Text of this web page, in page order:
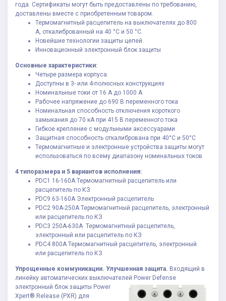
года. Сертификаты могут быть предоставлены по требованию,
доставлены вместе с приобретенным товаром.
Термомагнитный расцепитель на выключателях до 800
А, откалиброванный на 40 °C и 50 °C.
Новейшие технологии защиты цепей.
Инновационный электронный блок защиты
Основные характеристики:
Четыре размера корпуса
Доступны в 3- или 4-полюсных конструкциях
Номинальные токи от 16 А до 1000 А
Рабочее напряжение до 690 В переменного тока
Номинальная способность отключения короткого
замыкания до 70 кА при 415 В переменного тока
Гибкое крепление с модульными аксессуарами
Защитная способность откалибрована при 40°C и 50°C
Термомагнитные и электронные устройства защиты могут
использоваться по всему диапазону номинальных токов
4 типоразмера и 5 вариантов исполнения:
PDC1 16-160A Термомагнитный расцепитель или
расцепитель по КЗ
PDC9 63-160A Электронный расцепитель
PDC2 90A-250A Термомагнитный расцепитель, электронный
или расцепитель по КЗ
PDC3 250A-630A Термомагнитный расцепитель,
электронный или расцепитель по КЗ
PDC4 800A Термомагнитный расцепитель, электронный
или расцепитель по КЗ
Упрощенные коммуникации. Улучшенная защита. Входящий в
линейку автоматических выключателей Power Defense
электронный блок защиты Power
Xpert® Release (PXR) для